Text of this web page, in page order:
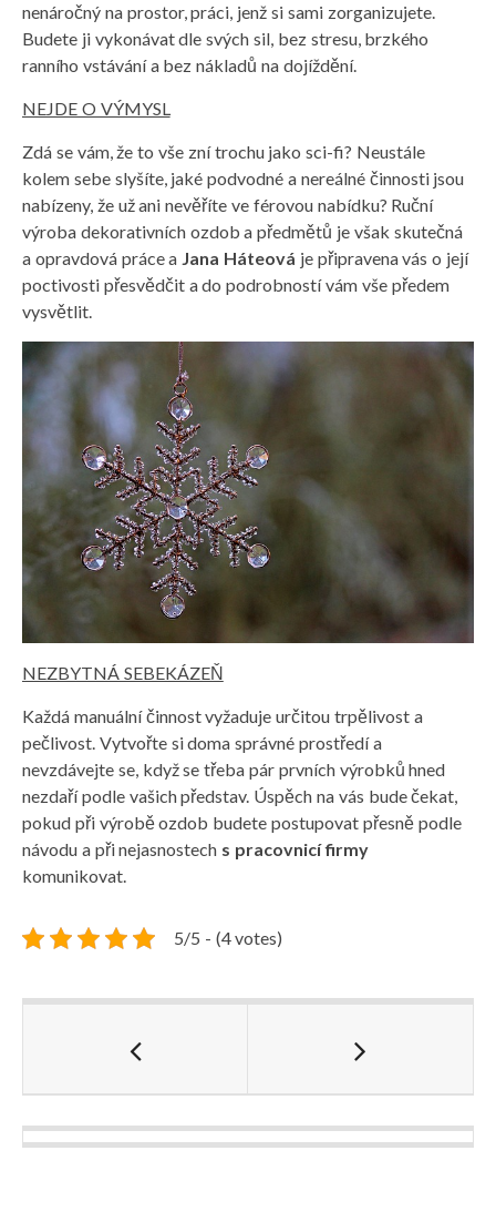
nenáročný na prostor, práci, jenž si sami zorganizujete.
Budete ji vykonávat dle svých sil, bez stresu, brzkého
ranního vstávání a bez nákladů na dojíždění.
NEJDE O VÝMYSL
Zdá se vám, že to vše zní trochu jako sci-fi? Neustále
kolem sebe slyšíte, jaké podvodné a nereálné činnosti jsou
nabízeny, že už ani nevěříte ve férovou nabídku? Ruční
výroba dekorativních ozdob a předmětů je však skutečná
a opravdová práce a Jana Háteová je připravena vás o její
poctivosti přesvědčit a do podrobností vám vše předem
vysvětlit.
NEZBYTNÁ SEBEKÁZEŇ
Každá manuální činnost vyžaduje určitou trpělivost a
pečlivost. Vytvořte si doma správné prostředí a
nevzdávejte se, když se třeba pár prvních výrobků hned
nezdaří podle vašich představ. Úspěch na vás bude čekat,
pokud při výrobě ozdob budete postupovat přesně podle
návodu a při nejasnostech s pracovnicí firmy
komunikovat.
5/5 - (4 votes)